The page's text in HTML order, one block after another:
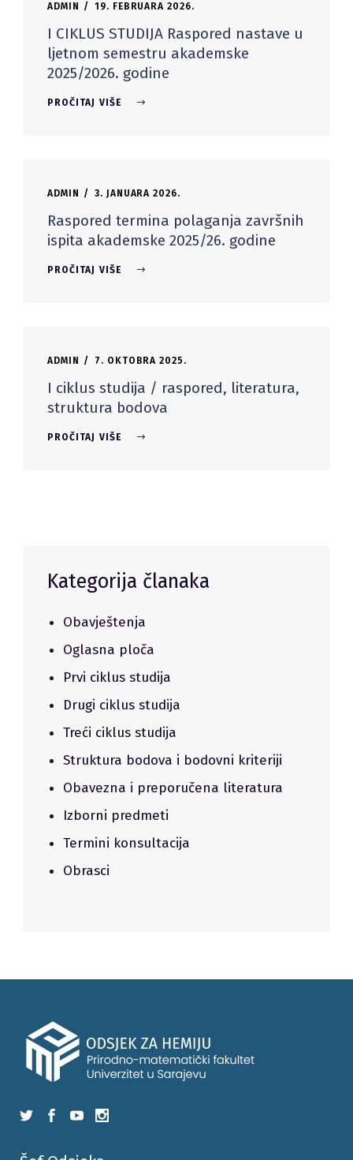
ADMIN 19. FEBRUARA 2026.
I CIKLUS STUDIJA Raspored nastave u
ljetnom semestru akademske
2025/2026. godine
PROČITAJ VIŠE
ADMIN 3. JANUARA 2026.
Raspored termina polaganja završnih
ispita akademske 2025/26. godine
PROČITAJ VIŠE
ADMIN 7. OKTOBRA 2025.
I ciklus studija / raspored, literatura,
struktura bodova
PROČITAJ VIŠE
Kategorija članaka
Obavještenja
Oglasna ploča
Prvi ciklus studija
Drugi ciklus studija
Treći ciklus studija
Struktura bodova i bodovni kriteriji
Obavezna i preporučena literatura
Izborni predmeti
Termini konsultacija
Obrasci